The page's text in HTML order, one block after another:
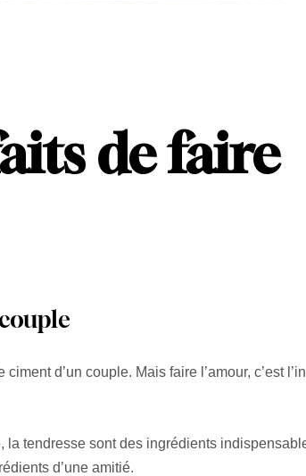
de faire
d’un couple. Mais faire l’amour, c’est
la tendresse sont des ingrédients
d’une amitié.